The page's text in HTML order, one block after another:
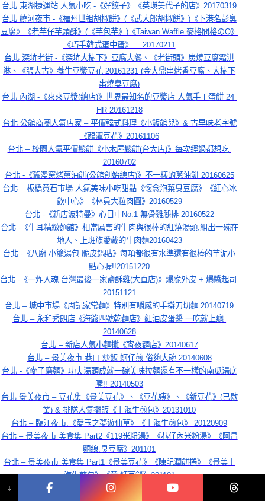
台北 東湖捷運站 人氣小吃 -《好餃子》《英瑛美代子的店》20170319
台北 繞河夜市 -《福州世祖胡椒餅》(《武大郎胡椒餅》)《下港名彭臭
豆腐》《老芋仔芋頭酥》(《芋包芋》)《Taiwan Waffle 麥格問格のQ》
《巧手韓式蛋中蛋》… 20170211
台北 深坑老街 -《深坑大樹下》豆腐大餐、《老街頭》炭燒豆腐霜淇
淋、《張大古》養生豆漿豆花 20161231 (金大鼎串烤香豆腐、大樹下
串燒臭豆腐)
台北 內湖 -《來來豆漿(總店)》世界最知名的豆漿店 人氣手工蛋餅 24
HR 20161218
台北 公館商圈人氣店家 – 平價韓式料理《小飯館兒》& 古早味老字號
《龍潭豆花》20161106
台北 – 校園人氣平價鬆餅《小木屋鬆餅(台大店)》每次經過都想吃
20160702
台北 -《舊漫窯烤蔥油餅(公館創始總店)》不一樣的蔥油餅 20160625
台北 – 板橋黃石市場 人氣美味小吃甜點《懷念泡菜臭豆腐》《紅心冰
飲中心》《林員大粒肉圓》20160529
台北 -《新店波特曼》心目中No.1 無骨雞腿排 20160522
台北 -《牛耳精緻麵館》相當厲害的牛肉與很棒的紅燒湯頭,組出一碗在
地人、上班族愛戴的牛肉麵20160423
台北 -《八廚 小籠湯包.脆皮鍋貼》每項都很有水準還有很棒的芋泥小
點心喔!!20151220
台北 -《一炸入魂 台灣最後一家鹽酥雞(大直店)》爆脆外皮 + 爆醬起司
20151121
台北 – 城中市場《周記家常麵》特別有嚼感的手擀刀切麵 20140719
台北 – 永和秀朗店《海爺四號乾麵店》紅油皮蛋醬 一吃就上癮
20140628
台北 – 新店人氣小麵攤《宵夜麵店》20140617
台北 – 景美夜市.巷口 炒飯 蚵仔煎 俗夠大碗 20140608
台北 -《麥子磨麵》功夫湯頭成就一碗美味拉麵還有不一樣的南瓜湯底
喔!! 20140503
台北 景美夜市 – 豆花集《景美豆花》、《豆花姨》、《新豆花》(已歇
業) & 排隊人氣攤販《上海生煎包》20131010
台北 – 臨江夜市.《愛玉之夢遊仙草》《上海生煎包》 20120909
台北 – 景美夜市 美食集 Part2《119米粉湯》《巷仔內米粉湯》《阿昌
麵線.臭豆腐》201101
台北 – 景美夜市 美食集 Part1《景美豆花》《陳記潤餅捲》《景美上
海生煎包》《黃.紅豆餅》201101
台北 – 景美夜市美食.景美上海生煎包 20081224
↓